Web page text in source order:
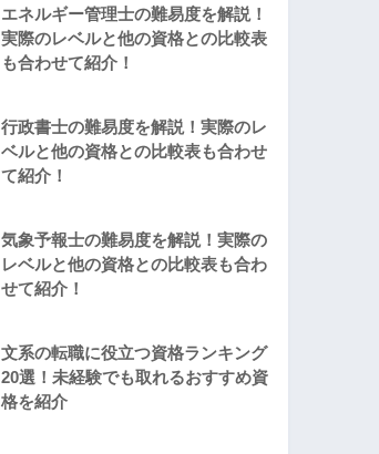
エネルギー管理士の難易度を解説！
実際のレベルと他の資格との比較表
も合わせて紹介！
行政書士の難易度を解説！実際のレ
ベルと他の資格との比較表も合わせ
て紹介！
気象予報士の難易度を解説！実際の
レベルと他の資格との比較表も合わ
せて紹介！
文系の転職に役立つ資格ランキング
20選！未経験でも取れるおすすめ資
格を紹介